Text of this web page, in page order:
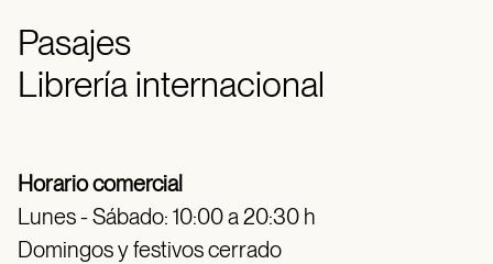
Pasajes
Librería internacional
Horario comercial
Lunes - Sábado: 10:00 a 20:30 h
Domingos y festivos cerrado